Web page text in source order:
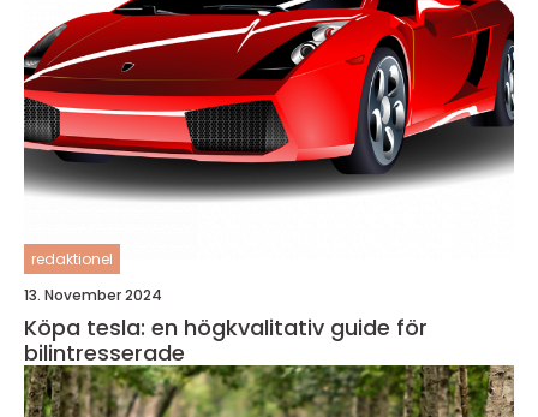
redaktionel
13. November 2024
Köpa tesla: en högkvalitativ guide för
bilintresserade